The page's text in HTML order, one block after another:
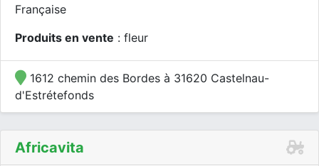
Française
Produits en vente : fleur
1612 chemin des Bordes à 31620 Castelnau-
d'Estrétefonds
Africavita